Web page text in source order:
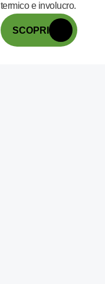
termico e involucro.
SCOPRI